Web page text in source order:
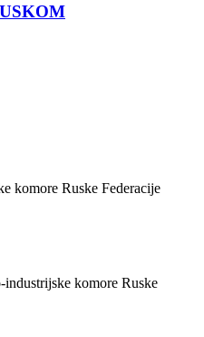
komore Ruske Federacije
komore Ruske